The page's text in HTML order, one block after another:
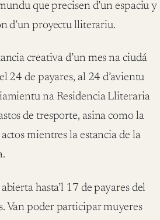
que precisen d’un espaciu y
d’un proyectu lliterariu.
creativa d’un mes na ciudá
24 de payares, al 24 d’avientu
na Residencia Lliteraria
de tresporte, asina como la
mientres la estancia de la
hasta’l 17 de payares del
Van poder participar muyeres